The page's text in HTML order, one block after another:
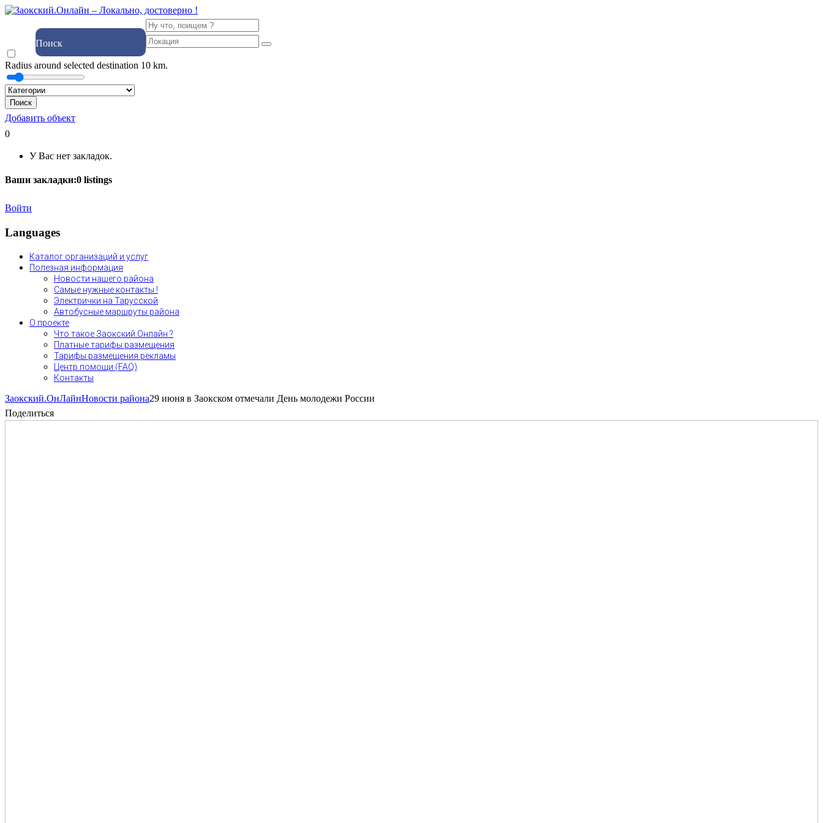
Поиск
Radius around selected destination 10 km.
Поиск
Добавить объект
0
У Вас нет закладок.
Ваши закладки:0 listings
Войти
Languages
Каталог организаций и услуг
Полезная информация
Новости нашего района
Самые нужные контакты !
Электрички на Тарусской
Автобусные маршруты района
О проекте
Что такое Заокский.Онлайн ?
Платные тарифы размещения
Тарифы размещения рекламы
Центр помощи (FAQ)
Контакты
Заокский.ОнЛайнНовости района29 июня в Заокском отмечали День молодежи России
Поделиться